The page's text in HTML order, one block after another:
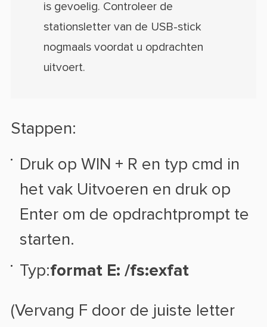
is gevoelig. Controleer de
stationsletter van de USB-stick
nogmaals voordat u opdrachten
uitvoert.
Stappen:
Druk op WIN + R en typ cmd in
het vak Uitvoeren en druk op
Enter om de opdrachtprompt te
starten.
Typ:format E: /fs:exfat
(Vervang F door de juiste letter